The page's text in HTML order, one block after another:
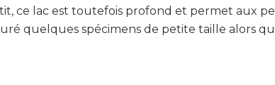
ce lac est toutefois profond et permet aux
quelques spécimens de petite taille alors